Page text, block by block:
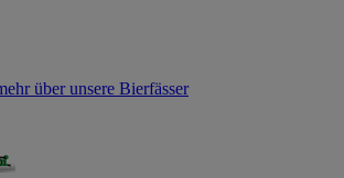
über unsere Bierfässer